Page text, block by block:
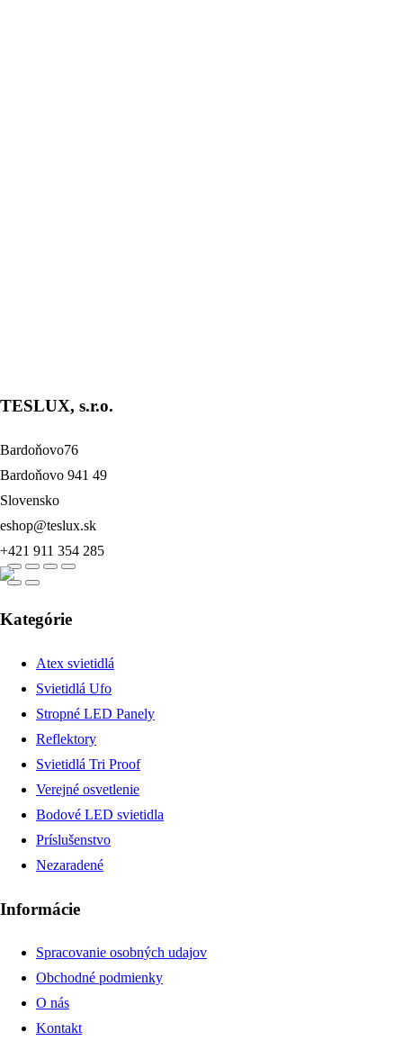
TESLUX, s.r.o.
Bardoňovo76
Bardoňovo 941 49
Slovensko
eshop@teslux.sk
+421 911 354 285
Kategórie
Atex svietidlá
Svietidlá Ufo
Stropné LED Panely
Reflektory
Svietidlá Tri Proof
Verejné osvetlenie
Bodové LED svietidla
Príslušenstvo
Nezaradené
Informácie
Spracovanie osobných udajov
Obchodné podmienky
O nás
Kontakt
na váš prvý nákup.
id=1]